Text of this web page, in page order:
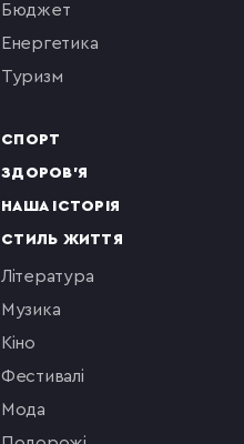
бюджет
енергетика
туризм
СПОРТ
ЗДОРОВ'Я
НАША ІСТОРІЯ
СТИЛЬ ЖИТТЯ
література
музика
кіно
фестивалі
мода